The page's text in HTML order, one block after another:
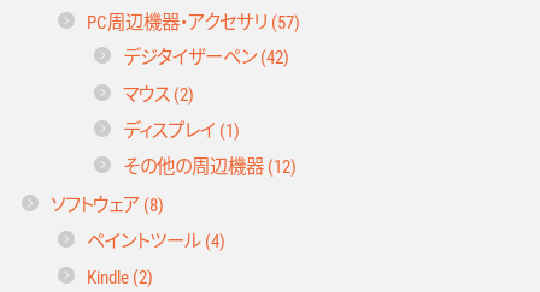
PC周辺機器・アクセサリ (57)
デジタイザーペン (42)
マウス (2)
ディスプレイ (1)
その他の周辺機器 (12)
ソフトウェア (8)
ペイントツール (4)
Kindle (2)